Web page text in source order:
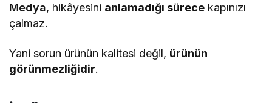
Medya, hikâyesini anlamadığı sürece kapınızı
çalmaz.
Yani sorun ürünün kalitesi değil, ürünün
görünmezliğidir.